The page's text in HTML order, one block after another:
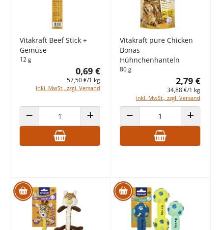
Vitakraft Beef Stick +
Gemüse
12 g
0,69 €
57,50 €/1 kg
inkl. MwSt., zzgl. Versand
ANZAHL VERRINGERN ANZAHL ERHÖHEN
Vitakraft pure Chicken
Bonas
Hühnchenhanteln
80 g
2,79 €
34,88 €/1 kg
inkl. MwSt., zzgl. Versand
ANZAHL VERRINGERN ANZAHL